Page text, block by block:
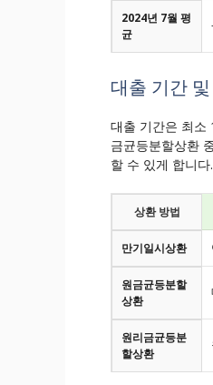
2024년 7월 평
균
대출 기간
대출 기간은 최소
금균등분할상환
할 수 있게 합니다.
상환 방법
만기일시상환
원금균등분할
상환
원리금균등분
할상환